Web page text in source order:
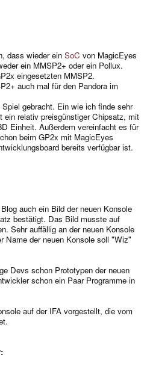
dass wieder ein SoC von MagicEyes
ein MMSP2+ oder ein Pollux.
eingesetzten MMSP2.
auch mal für den Pandora im
Spiel gebracht. Ein wie ich finde sehr
relativ preisgünstiger Chipsatz, mit
Einheit. Außerdem vereinfacht es für
beim GP2x mit MagicEyes
bereits verfügbar ist.
auch ein Bild der neuen Konsole
bestätigt. Das Bild musste auf
Sehr auffällig an der neuen Konsole
Name der neuen Konsole soll "Wiz"
Devs schon Prototypen der neuen
schon ein Paar Programme in
auf der IFA vorgestellt, die vom